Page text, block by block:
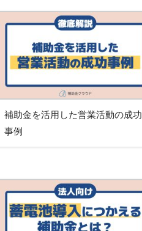
補助金を活用した営業活動の成功
事例